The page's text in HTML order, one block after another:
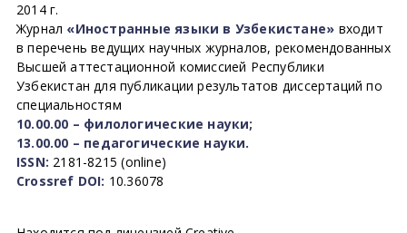
2014 г.
Журнал «Иностранные языки в Узбекистане» входит
в перечень ведущих научных журналов, рекомендованных
Высшей аттестационной комиссией Республики
Узбекистан для публикации результатов диссертаций по
специальностям
10.00.00 – филологические науки;
13.00.00 – педагогические науки.
ISSN: 2181-8215 (online)
Crossref DOI: 10.36078